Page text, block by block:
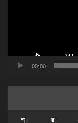
00:00
শ র